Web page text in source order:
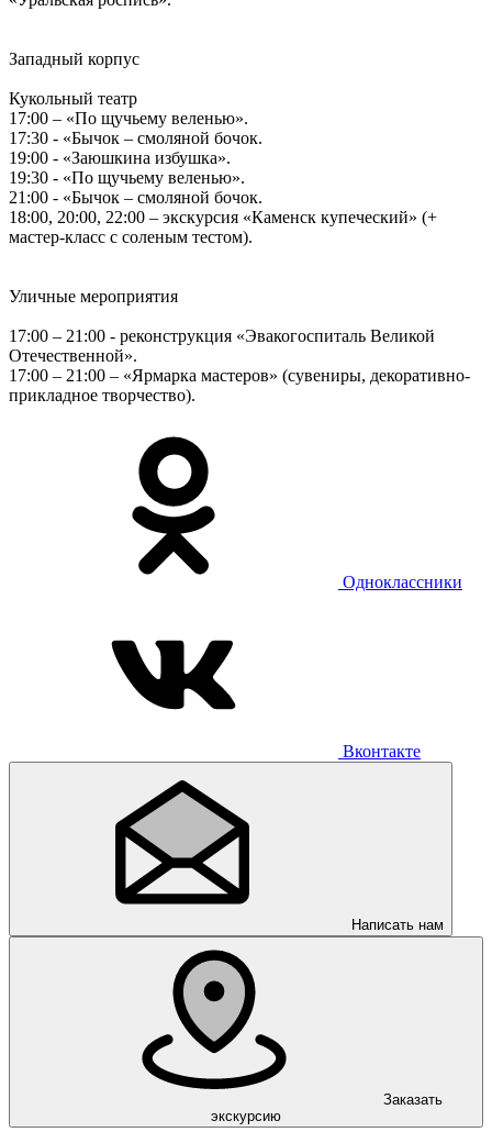
Западный корпус
Кукольный театр
17:00 – «По щучьему веленью».
17:30 - «Бычок – смоляной бочок.
19:00 - «Заюшкина избушка».
19:30 - «По щучьему веленью».
21:00 - «Бычок – смоляной бочок.
18:00, 20:00, 22:00 – экскурсия «Каменск купеческий» (+
мастер-класс с соленым тестом).
Уличные мероприятия
17:00 – 21:00 - реконструкция «Эвакогоспиталь Великой
Отечественной».
17:00 – 21:00 – «Ярмарка мастеров» (сувениры, декоративно-
прикладное творчество).
Одноклассники
Вконтакте
Написать нам
Заказать
экскурсию